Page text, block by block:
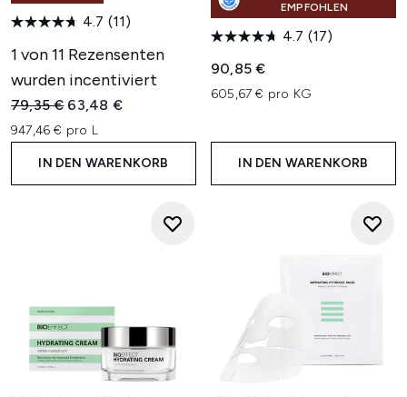
4.7 (11)
1 von 11 Rezensenten
wurden incentiviert
Unverbindliche Preisempfehlung:
79,35 € Aktueller Preis:
63,48 €
947,46 € pro L
IN DEN WARENKORB
EMPFOHLEN
4.7 (17)
90,85 €
605,67 € pro KG
IN DEN WARENKORB